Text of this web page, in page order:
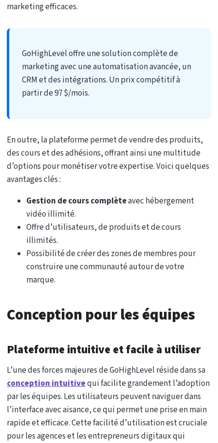
marketing efficaces.
GoHighLevel offre une solution complète de
marketing avec une automatisation avancée, un
CRM et des intégrations. Un prix compétitif à
partir de 97 $/mois.
En outre, la plateforme permet de vendre des produits,
des cours et des adhésions, offrant ainsi une multitude
d’options pour monétiser votre expertise. Voici quelques
avantages clés :
Gestion de cours complèteavec hébergement
vidéo illimité.
Offre d’utilisateurs, de produits et de cours
illimités.
Possibilité de créer des zones de membres pour
construire une communauté autour de votre
marque.
Conception pour les équipes
Plateforme intuitive et facile à utiliser
L’une des forces majeures de GoHighLevel réside dans sa
conception intuitivequi facilite grandement l’adoption
par les équipes. Les utilisateurs peuvent naviguer dans
l’interface avec aisance, ce qui permet une prise en main
rapide et efficace. Cette facilité d’utilisation est cruciale
pour les agences et les entrepreneurs digitaux qui